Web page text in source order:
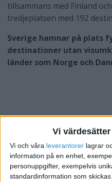
Vi
Vi och våra leverantorer lagrar
information på en enhet,
personuppgifter, exempelvis
standardinformation som
tillsammans med Finland
tredjeplatsen med 192
Sverige hamnar på plats
destinationer utan
länder som Norge och